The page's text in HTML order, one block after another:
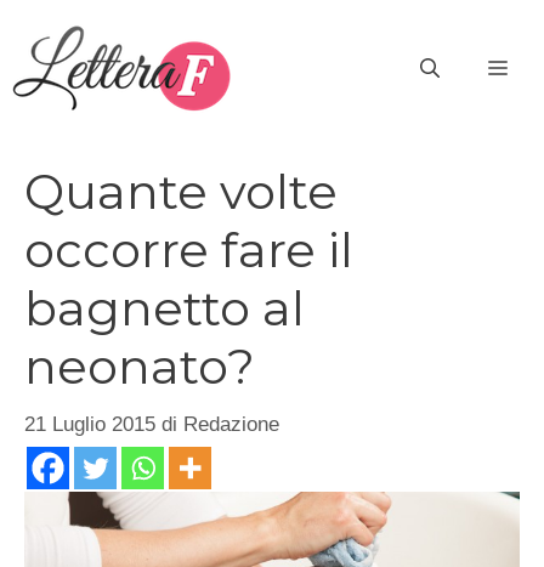
contenuto
Quante volte
occorre fare il
bagnetto al
neonato?
21 Luglio 2015 di Redazione